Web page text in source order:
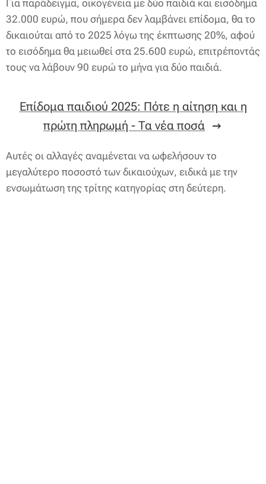
Για παράδειγμα, οικογένεια με δύο παιδιά και εισόδημα
32.000 ευρώ, που σήμερα δεν λαμβάνει επίδομα, θα το
δικαιούται από το 2025 λόγω της έκπτωσης 20%, αφού
το εισόδημα θα μειωθεί στα 25.600 ευρώ, επιτρέποντάς
τους να λάβουν 90 ευρώ το μήνα για δύο παιδιά.
Επίδομα παιδιού 2025: Πότε η αίτηση και η
πρώτη πληρωμή - Τα νέα ποσά
Αυτές οι αλλαγές αναμένεται να ωφελήσουν το
μεγαλύτερο ποσοστό των δικαιούχων, ειδικά με την
ενσωμάτωση της τρίτης κατηγορίας στη δεύτερη.